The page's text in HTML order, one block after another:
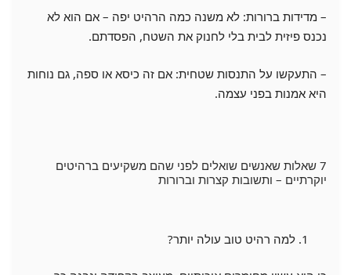
– מדידות ברורות: לא משנה כמה הרהיט יפה – אם הוא לא
נכנס פיזית לבית בלי לחנוק את השטח, הפסדתם.
– התעקשו על התנסות שטחית: אם זה כיסא או ספה, גם נוחות
היא אמנות בפני עצמה.
7 שאלות שאנשים שואלים לפני שהם משקיעים ברהיטים
יוקרתיים – ותשובות קצרות וברורות
למה רהיט טוב עולה יותר?